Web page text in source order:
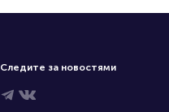
Следите за новостями